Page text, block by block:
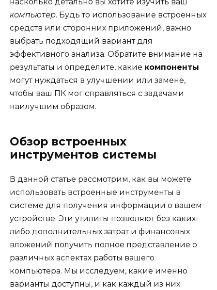
насколько детально вы хотите изучить ваш
компьютер. Будь то использование встроенных
средств или сторонних приложений, важно
выбрать подходящий вариант для
эффективного анализа. Обратите внимание на
результаты и определите, какие компоненты
могут нуждаться в улучшении или замене,
чтобы ваш ПК мог справляться с задачами
наилучшим образом.
Обзор встроенных
инструментов системы
В данной статье рассмотрим, как вы можете
использовать встроенные инструменты в
системе для получения информации о вашем
устройстве. Эти утилиты позволяют без каких-
либо дополнительных затрат и финансовых
вложений получить полное представление о
различных аспектах работы вашего
компьютера. Мы исследуем, какие именно
варианты доступны, и как каждый из них